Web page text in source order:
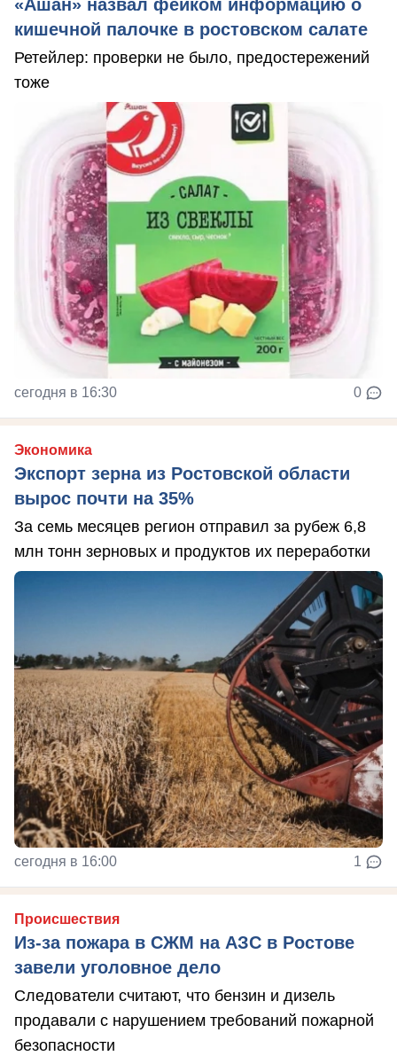
«Ашан» назвал фейком информацию о
кишечной палочке в ростовском салате
Ретейлер: проверки не было, предостережений
тоже
сегодня в 16:30 0
Экономика
Экспорт зерна из Ростовской области
вырос почти на 35%
За семь месяцев регион отправил за рубеж 6,8
млн тонн зерновых и продуктов их переработки
сегодня в 16:00 1
Происшествия
Из-за пожара в СЖМ на АЗС в Ростове
завели уголовное дело
Следователи считают, что бензин и дизель
продавали с нарушением требований пожарной
безопасности